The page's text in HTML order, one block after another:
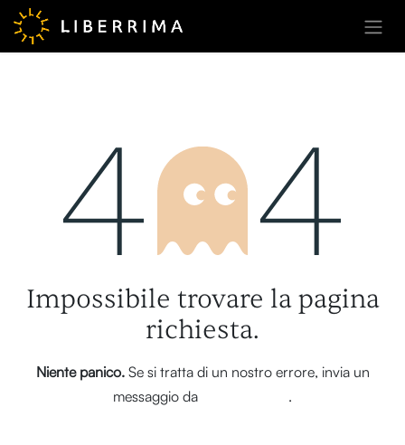
Passa al contenuto
Errore 404
Impossibile trovare la pagina
richiesta.
Niente panico.Se si tratta di un nostro errore, invia un
messaggio da
.